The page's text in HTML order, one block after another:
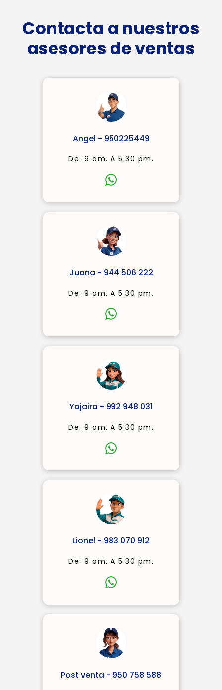
Contacta a nuestros
asesores de ventas
Angel - 950225449
De: 9 am. A 5.30 pm.
Juana - 944 506 222
De: 9 am. A 5.30 pm.
Yajaira - 992 948 031
De: 9 am. A 5.30 pm.
Lionel - 983 070 912
De: 9 am. A 5.30 pm.
Post venta - 950 758 588